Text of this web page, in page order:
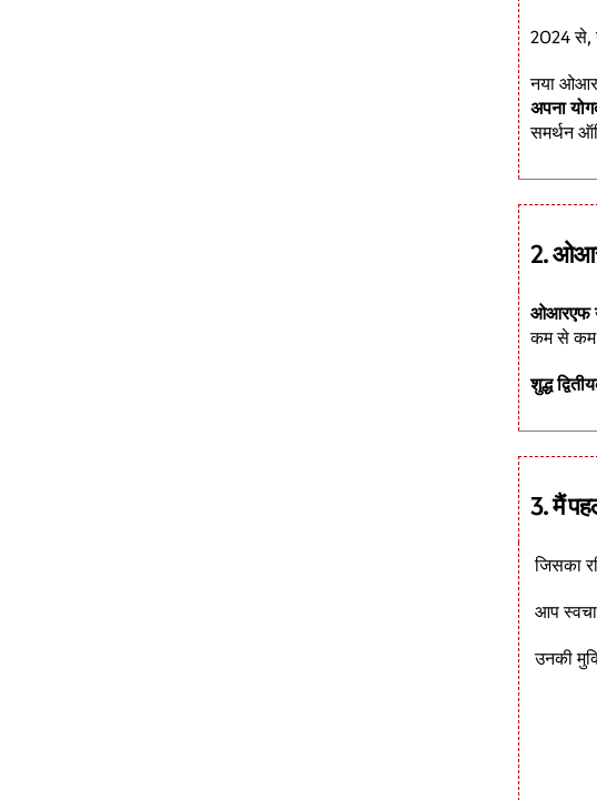
2024
नया
अपना
समर्थन
2.
ओआरएफ
कम से कम
शुद्ध
3. मैं
जिसका
आप
उनकी